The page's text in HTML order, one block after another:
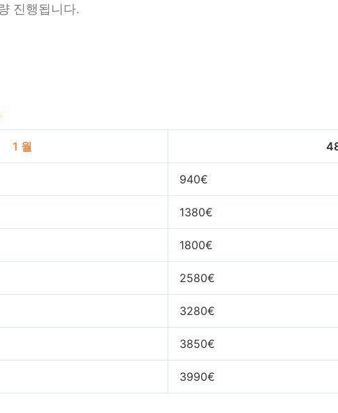
진행됩니다.
1 월
940€
1380€
1800€
2580€
3280€
3850€
3990€